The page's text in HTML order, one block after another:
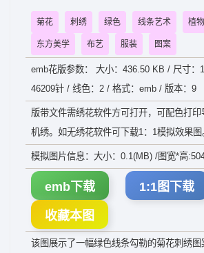
菊花 刺绣 绿色 线条艺术 植
东方美学 布艺 服装 图案
emb花版参数： 大小：436.50 KB / 尺寸：
46209针 / 线色：2 / 格式：emb / 版本：9
版带文件需绣花软件方可打开，可配色打
机绣。如无绣花软件可下载1：1模拟效果图
模拟图片信息：大小：0.1(MB) /图宽*高
emb下载 1:1图下载
收藏本图
该图展示了一幅绿色线条勾勒的菊花刺绣图